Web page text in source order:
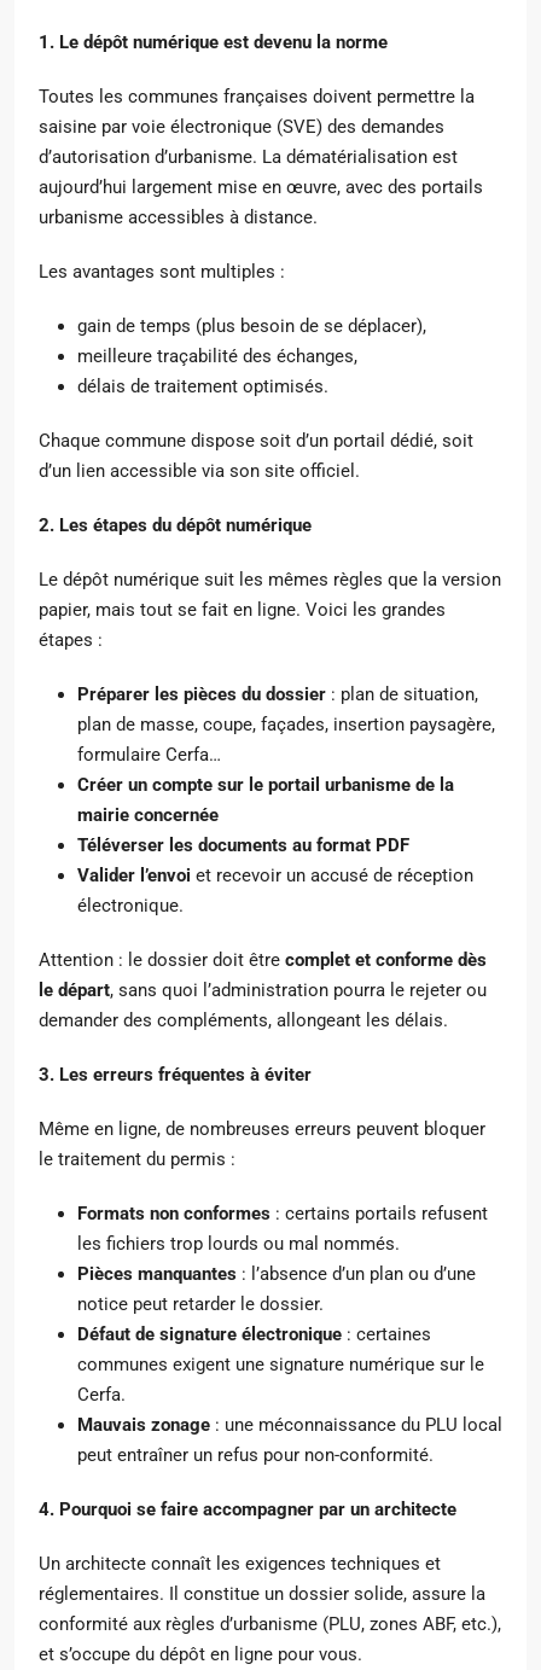
1. Le dépôt numérique est devenu la norme
Toutes les communes françaises doivent permettre la
saisine par voie électronique (SVE) des demandes
d’autorisation d’urbanisme. La dématérialisation est
aujourd’hui largement mise en œuvre, avec des portails
urbanisme accessibles à distance.
Les avantages sont multiples :
gain de temps (plus besoin de se déplacer),
meilleure traçabilité des échanges,
délais de traitement optimisés.
Chaque commune dispose soit d’un portail dédié, soit
d’un lien accessible via son site officiel.
2. Les étapes du dépôt numérique
Le dépôt numérique suit les mêmes règles que la version
papier, mais tout se fait en ligne. Voici les grandes
étapes :
Préparer les pièces du dossier : plan de situation,
plan de masse, coupe, façades, insertion paysagère,
formulaire Cerfa…
Créer un compte sur le portail urbanisme de la
mairie concernée
Téléverser les documents au format PDF
Valider l’envoi et recevoir un accusé de réception
électronique.
Attention : le dossier doit être complet et conforme dès
le départ, sans quoi l’administration pourra le rejeter ou
demander des compléments, allongeant les délais.
3. Les erreurs fréquentes à éviter
Même en ligne, de nombreuses erreurs peuvent bloquer
le traitement du permis :
Formats non conformes : certains portails refusent
les fichiers trop lourds ou mal nommés.
Pièces manquantes : l’absence d’un plan ou d’une
notice peut retarder le dossier.
Défaut de signature électronique : certaines
communes exigent une signature numérique sur le
Cerfa.
Mauvais zonage : une méconnaissance du PLU local
peut entraîner un refus pour non-conformité.
4. Pourquoi se faire accompagner par un architecte
Un architecte connaît les exigences techniques et
réglementaires. Il constitue un dossier solide, assure la
conformité aux règles d’urbanisme (PLU, zones ABF, etc.),
et s’occupe du dépôt en ligne pour vous.